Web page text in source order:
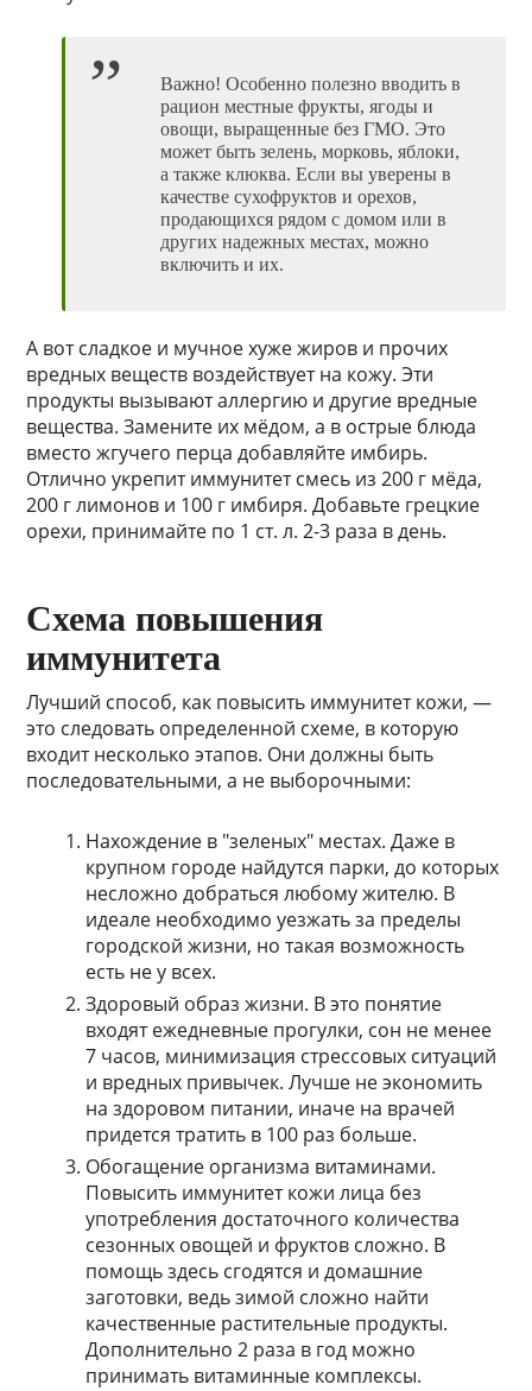
Важно! Особенно полезно вводить в
рацион местные фрукты, ягоды и
овощи, выращенные без ГМО. Это
может быть зелень, морковь, яблоки,
а также клюква. Если вы уверены в
качестве сухофруктов и орехов,
продающихся рядом с домом или в
других надежных местах, можно
включить и их.
А вот сладкое и мучное хуже жиров и прочих
вредных веществ воздействует на кожу. Эти
продукты вызывают аллергию и другие вредные
вещества. Замените их мёдом, а в острые блюда
вместо жгучего перца добавляйте имбирь.
Отлично укрепит иммунитет смесь из 200 г мёда,
200 г лимонов и 100 г имбиря. Добавьте грецкие
орехи, принимайте по 1 ст. л. 2-3 раза в день.
Схема повышения
иммунитета
Лучший способ, как повысить иммунитет кожи, —
это следовать определенной схеме, в которую
входит несколько этапов. Они должны быть
последовательными, а не выборочными:
Нахождение в "зеленых" местах. Даже в
крупном городе найдутся парки, до которых
несложно добраться любому жителю. В
идеале необходимо уезжать за пределы
городской жизни, но такая возможность
есть не у всех.
Здоровый образ жизни. В это понятие
входят ежедневные прогулки, сон не менее
7 часов, минимизация стрессовых ситуаций
и вредных привычек. Лучше не экономить
на здоровом питании, иначе на врачей
придется тратить в 100 раз больше.
Обогащение организма витаминами.
Повысить иммунитет кожи лица без
употребления достаточного количества
сезонных овощей и фруктов сложно. В
помощь здесь сгодятся и домашние
заготовки, ведь зимой сложно найти
качественные растительные продукты.
Дополнительно 2 раза в год можно
принимать витаминные комплексы.